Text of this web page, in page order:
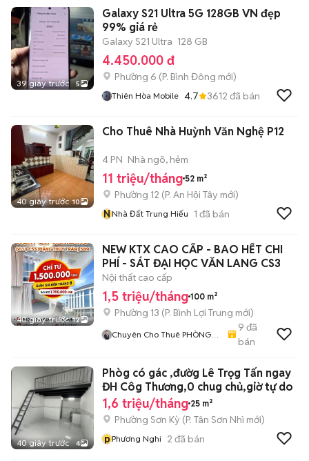
39 giây trước 5
Galaxy S21 Ultra 5G 128GB VN đẹp
99% giá rẻ
Galaxy S21 Ultra 128 GB
4.450.000 đ
Phường 6 (P. Bình Đông mới)
Thiên Hòa Mobile 4.7 3612 đã bán
40 giây trước 10
Cho Thuê Nhà Huỳnh Văn Nghệ P12
4 PN Nhà ngõ, hẻm
11 triệu/tháng 52 m²
Phường 12 (P. An Hội Tây mới)
NNhà Đất Trung Hiếu 1 đã bán
40 giây trước 12
NEW KTX CAO CẤP - BAO HẾT CHI
PHÍ - SÁT ĐẠI HỌC VĂN LANG CS3
Nội thất cao cấp
1,5 triệu/tháng 100 m²
Phường 13 (P. Bình Lợi Trung mới)
Chuyên Cho Thuê PHÒNG
9 đã
bán
40 giây trước 4
Phòg có gác ,đườg Lê Trọg Tấn ngay
ĐH Côg Thương,0 chug chủ,giờ tự do
1,6 triệu/tháng 25 m²
Phường Sơn Kỳ (P. Tân Sơn Nhì mới)
pPhương Nghi 2 đã bán